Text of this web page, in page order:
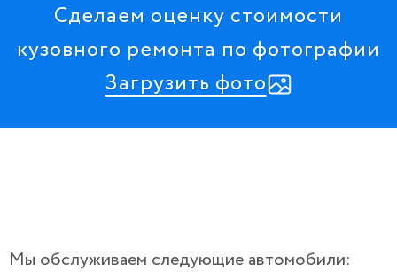
Сделаем оценку стоимости
кузовного ремонта по фотографии
Загрузить фото
Мы обслуживаем следующие автомобили: